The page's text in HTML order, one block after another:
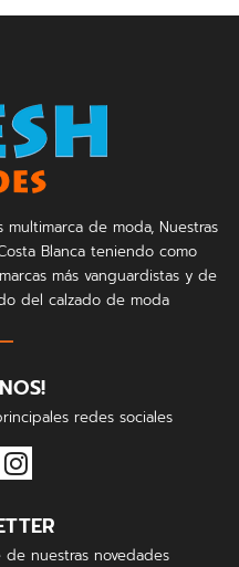
multimarca de moda, Nuestras
Blanca teniendo como
más vanguardistas y de
del calzado de moda
redes sociales
nuestras novedades